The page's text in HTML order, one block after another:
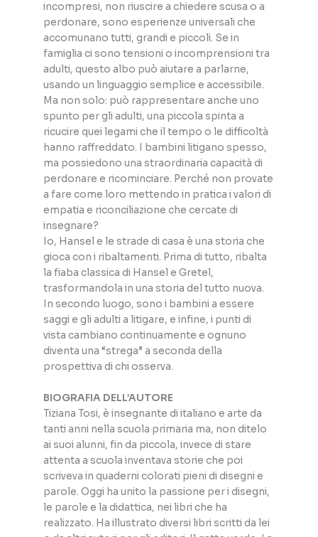
incompresi, non riuscire a chiedere scusa o a
perdonare, sono esperienze universali che
accomunano tutti, grandi e piccoli. Se in
famiglia ci sono tensioni o incomprensioni tra
adulti, questo albo può aiutare a parlarne,
usando un linguaggio semplice e accessibile.
Ma non solo: può rappresentare anche uno
spunto per gli adulti, una piccola spinta a
ricucire quei legami che il tempo o le difficoltà
hanno raffreddato. I bambini litigano spesso,
ma possiedono una straordinaria capacità di
perdonare e ricominciare. Perché non provate
a fare come loro mettendo in pratica i valori di
empatia e riconciliazione che cercate di
insegnare?
Io, Hansel e le strade di casa è una storia che
gioca con i ribaltamenti. Prima di tutto, ribalta
la fiaba classica di Hansel e Gretel,
trasformandola in una storia del tutto nuova.
In secondo luogo, sono i bambini a essere
saggi e gli adulti a litigare, e infine, i punti di
vista cambiano continuamente e ognuno
diventa una “strega” a seconda della
prospettiva di chi osserva.
BIOGRAFIA DELL’AUTORE
Tiziana Tosi, è insegnante di italiano e arte da
tanti anni nella scuola primaria ma, non ditelo
ai suoi alunni, fin da piccola, invece di stare
attenta a scuola inventava storie che poi
scriveva in quaderni colorati pieni di disegni e
parole. Oggi ha unito la passione per i disegni,
le parole e la didattica, nei libri che ha
realizzato. Ha illustrato diversi libri scritti da lei